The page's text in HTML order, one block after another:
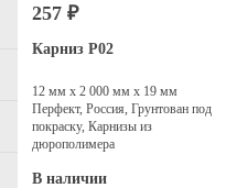
257 ₽
Карниз P02
12 мм х 2 000 мм х 19 мм
Перфект, Россия, Грунтован под
покраску, Карнизы из
дюрополимера
В наличии